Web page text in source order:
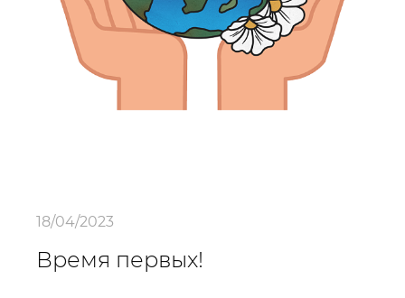
18/04/2023
Время первых!